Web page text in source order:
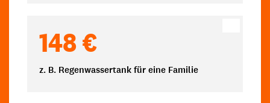
148 €
z. B. Regenwassertank für eine Familie